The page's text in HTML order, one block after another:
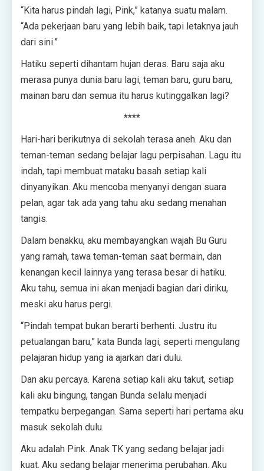
“Kita harus pindah lagi, Pink,” katanya suatu malam.
“Ada pekerjaan baru yang lebih baik, tapi letaknya jauh
dari sini.”
Hatiku seperti dihantam hujan deras. Baru saja aku
merasa punya dunia baru lagi, teman baru, guru baru,
mainan baru dan semua itu harus kutinggalkan lagi?
****
Hari-hari berikutnya di sekolah terasa aneh. Aku dan
teman-teman sedang belajar lagu perpisahan. Lagu itu
indah, tapi membuat mataku basah setiap kali
dinyanyikan. Aku mencoba menyanyi dengan suara
pelan, agar tak ada yang tahu aku sedang menahan
tangis.
Dalam benakku, aku membayangkan wajah Bu Guru
yang ramah, tawa teman-teman saat bermain, dan
kenangan kecil lainnya yang terasa besar di hatiku.
Aku tahu, semua ini akan menjadi bagian dari diriku,
meski aku harus pergi.
“Pindah tempat bukan berarti berhenti. Justru itu
petualangan baru,” kata Bunda lagi, seperti mengulang
pelajaran hidup yang ia ajarkan dari dulu.
Dan aku percaya. Karena setiap kali aku takut, setiap
kali aku bingung, tangan Bunda selalu menjadi
tempatku berpegangan. Sama seperti hari pertama aku
masuk sekolah dulu.
Aku adalah Pink. Anak TK yang sedang belajar jadi
kuat. Aku sedang belajar menerima perubahan. Aku